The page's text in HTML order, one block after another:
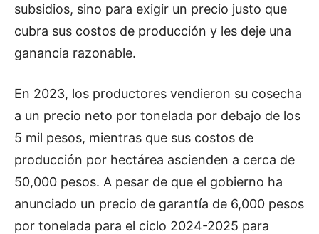
subsidios, sino para exigir un precio justo que
cubra sus costos de producción y les deje una
ganancia razonable.
En 2023, los productores vendieron su cosecha
a un precio neto por tonelada por debajo de los
5 mil pesos, mientras que sus costos de
producción por hectárea ascienden a cerca de
50,000 pesos. A pesar de que el gobierno ha
anunciado un precio de garantía de 6,000 pesos
por tonelada para el ciclo 2024-2025 para